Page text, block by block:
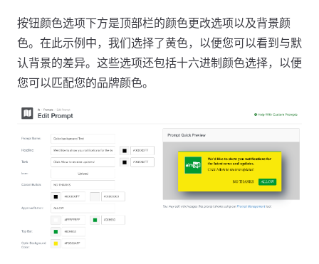
按钮颜色选项下方是顶部栏的颜色更改选项以及背景颜
色。在此示例中，我们选择了黄色，以便您可以看到与默
认背景的差异。这些选项还包括十六进制颜色选择，以便
您可以匹配您的品牌颜色。